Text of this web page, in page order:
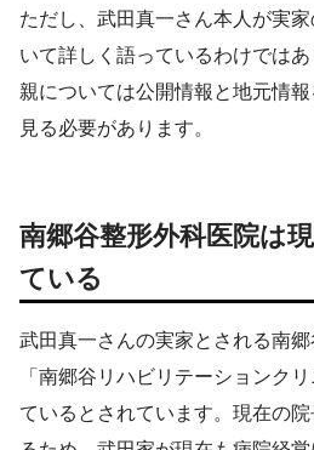
ただし、武田真一さん本人が実
いて詳しく語っているわけでは
親については公開情報と地元情
見る必要があります。
南郷谷整形外科医院は
ている
武田真一さんの実家とされる南
「南郷谷リハビリテーションク
ているとされています。現在の